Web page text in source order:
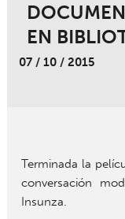
EN
07 / 10 / 2015
Terminada la
conversación
Insunza.